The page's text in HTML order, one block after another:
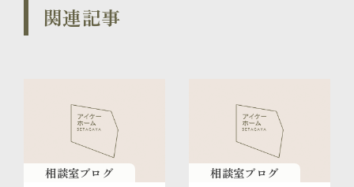
関連記事
相談室ブログ 相談室ブログ